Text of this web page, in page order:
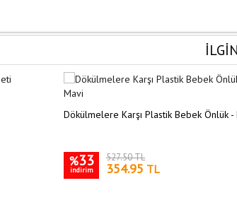
Dökülmelere Karşı Plastik Bebek Önlük -
%33
indirim
527.50 TL
354.95 TL